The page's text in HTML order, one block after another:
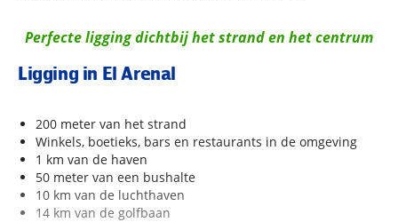
Perfecte ligging dichtbij het strand en het centrum
Ligging in El Arenal
200 meter van het strand
Winkels, boetieks, bars en restaurants in de omgeving
1 km van de haven
50 meter van een bushalte
10 km van de luchthaven
14 km van de golfbaan